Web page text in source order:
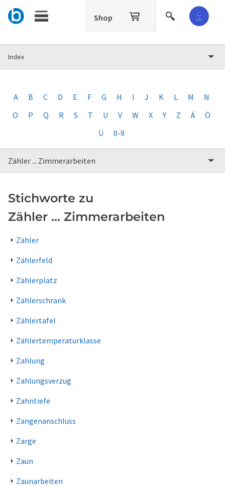
Shop
Index
A B C D E F G H I J K L M
N
O
P Q R S T U V W X Y Z Ä
Ö
Ü
0-9
Zähler ... Zimmerarbeiten
Stichworte zu
Zähler ... Zimmerarbeiten
Zähler
Zählerfeld
Zählerplatz
Zählerschrank
Zählertafel
Zählertemperaturklasse
Zahlung
Zahlungsverzug
Zahntiefe
Zangenanschluss
Zarge
Zaun
Zaunarbeiten